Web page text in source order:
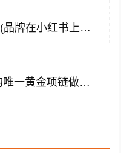
品牌在小红书上的推广策略(品牌在小红书上的推广策略分析)
黄金项链文案:老公要老婆的唯一黄金项链做出自己的项链来戴？给不给？